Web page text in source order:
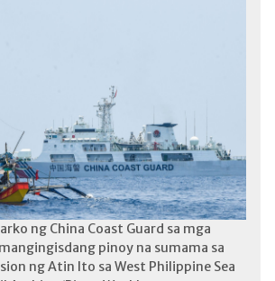
ng China Coast Guard sa mga
pinoy na sumama sa
ng Atin Ito sa West Philippine Sea